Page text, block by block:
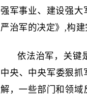
强军事业、建设强
严治军的决定》,构
依法治军，关键
中央、中央军委狠
解，一些部门和领域